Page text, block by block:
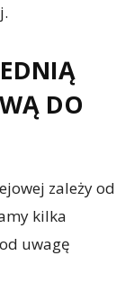
DO
zależy od
kilka
uwagę